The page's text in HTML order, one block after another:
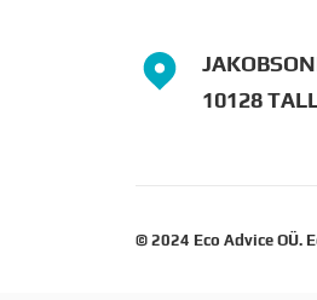
10128
© 2024 Eco Advice OÜ.